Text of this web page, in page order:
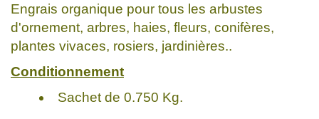
Engrais organique pour tous les arbustes
d'ornement, arbres, haies, fleurs, conifères,
plantes vivaces, rosiers, jardinières..
Conditionnement
Sachet de 0.750 Kg.